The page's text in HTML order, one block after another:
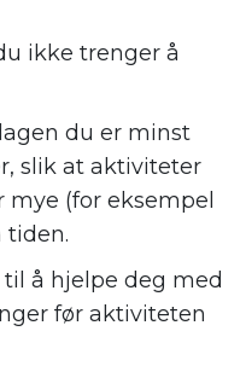
ikke trenger å
du er minst
slik at aktiviteter
mye (for eksempel
tiden.
å hjelpe deg med
før aktiviteten